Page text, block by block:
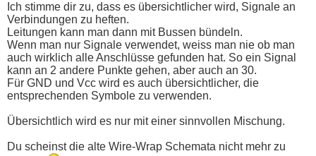
Ich stimme dir zu, dass es übersichtlicher wird, Signale an
Verbindungen zu heften.
Leitungen kann man dann mit Bussen bündeln.
Wenn man nur Signale verwendet, weiss man nie ob man
auch wirklich alle Anschlüsse gefunden hat. So ein Signal
kann an 2 andere Punkte gehen, aber auch an 30.
Für GND und Vcc wird es auch übersichtlicher, die
entsprechenden Symbole zu verwenden.
Übersichtlich wird es nur mit einer sinnvollen Mischung.
Du scheinst die alte Wire-Wrap Schemata nicht mehr zu